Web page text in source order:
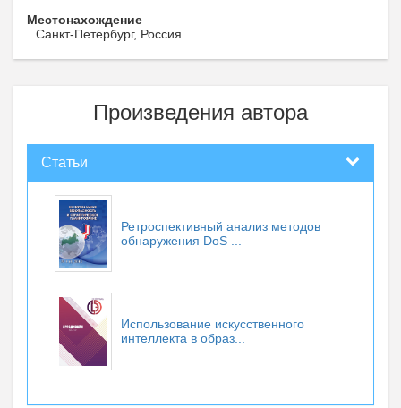
Местонахождение
Санкт-Петербург, Россия
Произведения автора
Статьи
Ретроспективный анализ методов
обнаружения DoS ...
Использование искусственного
интеллекта в образ...